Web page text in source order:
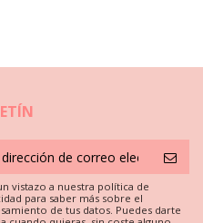
collares y anillos
metales, incluso los
vistazo a nuestra política de
para saber más sobre el
de tus datos. Puedes darte